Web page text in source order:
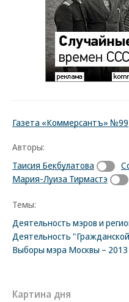
Газета «Коммерсантъ» №99
Авторы:
Таисия Бекбулатова
Мария-Луиза Тирмастэ
Темы:
Деятельность мэров и
Деятельность
Выборы мэра Москвы – 2013
Картина дня